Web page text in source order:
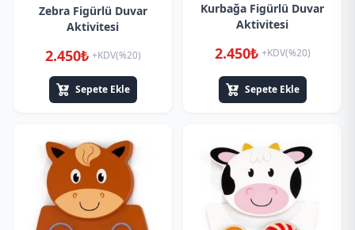
Zebra Figürlü Duvar
Aktivitesi
2.450₺ +KDV(%20)
Sepete Ekle
Kurbağa Figürlü Duvar
Aktivitesi
2.450₺ +KDV(%20)
Sepete Ekle